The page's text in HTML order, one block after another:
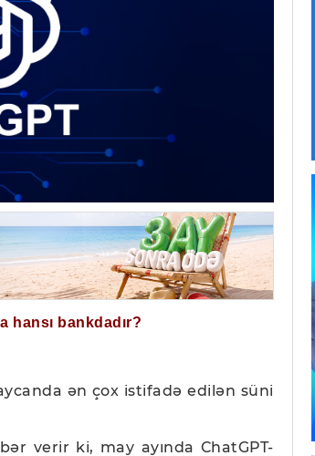
hansı bankdadır?
ən çox istifadə edilən süni
verir ki, may ayında ChatGPT-